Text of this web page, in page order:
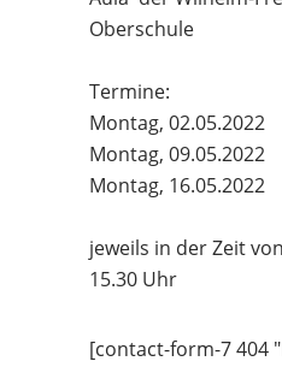
Oberschule
Termine:
Montag, 02.05.2022
Montag, 09.05.2022
Montag, 16.05.2022
jeweils in der Zeit
15.30 Uhr
[contact-form-7 404